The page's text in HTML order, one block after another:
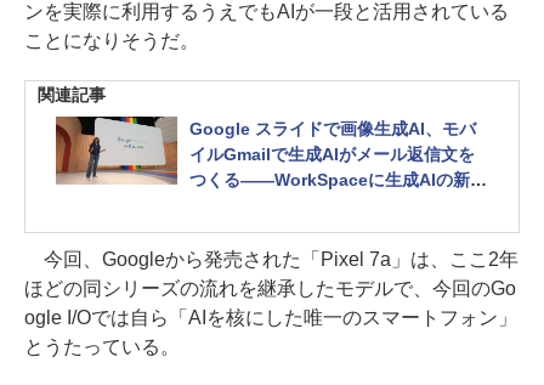
ンを実際に利用するうえでもAIが一段と活用されている
ことになりそうだ。
関連記事
Google スライドで画像生成AI、モバ
イルGmailで生成AIがメール返信文を
つくる――WorkSpaceに生成AIの新機
今回、Googleから発売された「Pixel 7a」は、ここ2年
ほどの同シリーズの流れを継承したモデルで、今回のGo
ogle I/Oでは自ら「AIを核にした唯一のスマートフォン」
とうたっている。